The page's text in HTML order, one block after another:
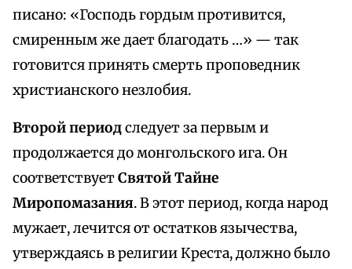
писано: «Господь гордым противится,
смиренным же дает благодать …» — так
готовится принять смерть проповедник
христианского незлобия.
Второй периодследует за первым и
продолжается до монгольского ига. Он
соответствуетСвятой Тайне
Миропомазания. В этот период, когда народ
мужает, лечится от остатков язычества,
утверждаясь в религии Креста, должно было